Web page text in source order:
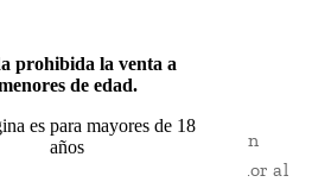
es una base líquida de origen
con una pureza superior al
prohibida la venta a
de edad.
es para mayores de 18
años